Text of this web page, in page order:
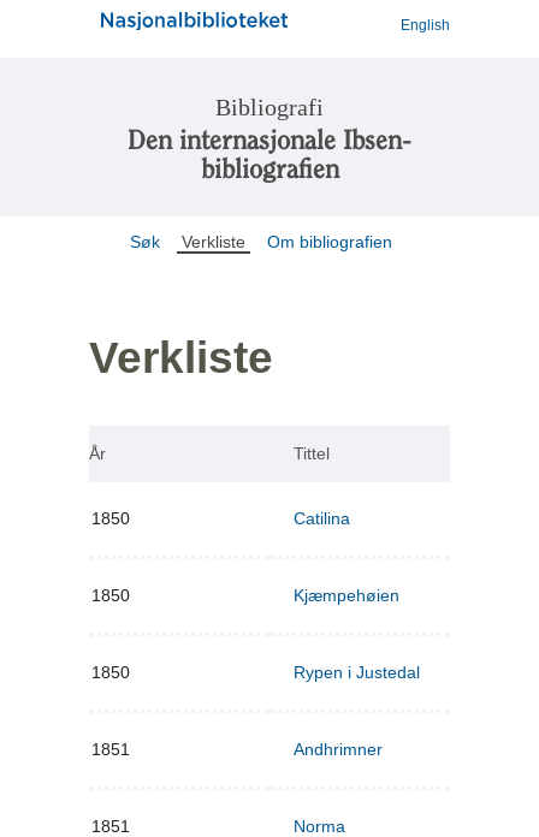
English
Bibliografi
Den internasjonale Ibsen-
bibliografien
Søk Verkliste Om bibliografien
Verkliste
År Tittel
1850 Catilina
1850 Kjæmpehøien
1850 Rypen i Justedal
1851 Andhrimner
1851 Norma